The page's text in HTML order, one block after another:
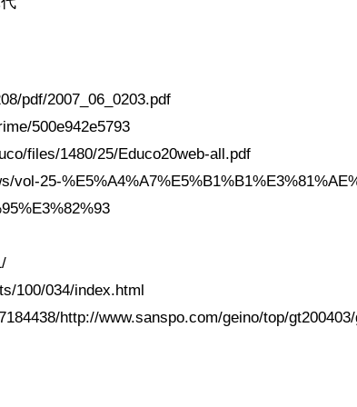
pdf/2007_06_0203.pdf
500e942e5793
files/1480/25/Educo20web-all.pdf
vol-25-
100/034/index.html
http://www.sanspo.com/geino/top/